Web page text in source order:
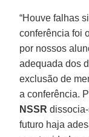
“Houve falhas
conferência foi
por nossos
adequada dos
exclusão de
a conferência.
NSSR
futuro haja